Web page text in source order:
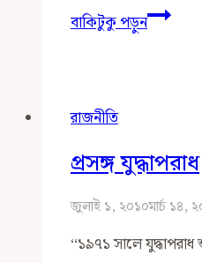
বাকিটুকু পড়ুনপ্রসঙ্গ
সাতকানিয়া
ও
গণতান্ত্রিক
রাজনীতি
রাজনীতি
প্রসঙ্গ যুদ্ধাপরাধ
জুলাই ১, ২০১০মার্চ ১৪,
‘‘১৯৭১ সালে